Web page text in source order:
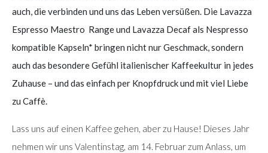
auch, die verbinden und uns das Leben versüßen. Die Lavazza
Espresso Maestro Range und Lavazza Decaf als Nespresso
kompatible Kapseln* bringen nicht nur Geschmack, sondern
auch das besondere Gefühl italienischer Kaffeekultur in jedes
Zuhause – und das einfach per Knopfdruck und mit viel Liebe
zu Caffè.
Lass uns auf einen Kaffee gehen, aber zu Hause! Dieses Jahr
nehmen wir uns Valentinstag, am 14. Februar zum Anlass, um